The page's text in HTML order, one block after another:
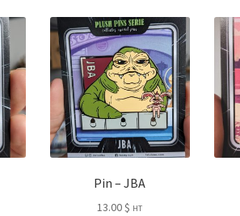
Pin – JBA
13.00$ HT